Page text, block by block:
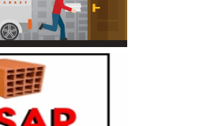
Spor
Servisler